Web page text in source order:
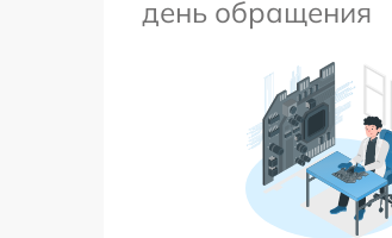
день обращения